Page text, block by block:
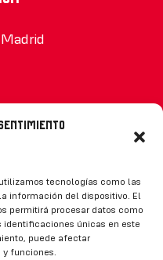
tecnologías como las
información del dispositivo. El
permitirá procesar datos como
únicas en este
puede afectar
funciones.